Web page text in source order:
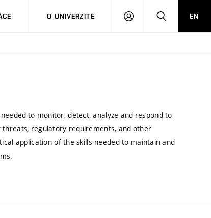
O UNIVERZITĚ
PŘIHLÁSIT HLEDATEN
to monitor, detect, analyze and respond to
regulatory requirements, and other
application of the skills needed to maintain and